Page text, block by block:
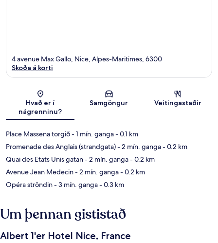
Kort
4 avenue Max Gallo, Nice, Alpes-Maritimes, 6300
Skoða á korti
Hvað er í
nágrenninu?
Samgöngur Veitingastaðir
Place Massena torgið- 1 mín. ganga- 0.1 km
Promenade des Anglais (strandgata)- 2 mín. ganga- 0.2 km
Quai des Etats Unis gatan- 2 mín. ganga- 0.2 km
Avenue Jean Medecin- 2 mín. ganga- 0.2 km
Opéra ströndin- 3 mín. ganga- 0.3 km
Um þennan gististað
Albert 1'er Hotel Nice, France